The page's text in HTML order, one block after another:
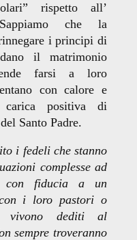
rispetto all’
che la
i principi di
il matrimonio
farsi a loro
con calore e
carica positiva di
Santo Padre.
i fedeli che stanno
complesse ad
con fiducia a un
i loro pastori o
vivono dediti al
sempre troveranno